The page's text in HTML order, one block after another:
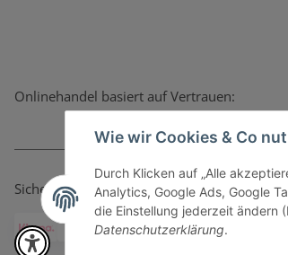
Wie wir Cookies & Co
Durch Klicken auf „Alle
Analytics, Google Ads, Google
die Einstellung jederzeit ändern
Datenschutzerklärung.
Onlinehandel basiert auf Vertrauen:
Sicher bezahlen via: